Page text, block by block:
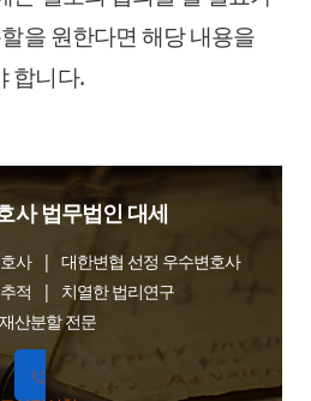
을 원한다면 해당 내용을
합니다.
사 법무법인 대세
사 | 대한변협 선정 우수변호사
추적 | 치열한 법리연구
산분할 전문